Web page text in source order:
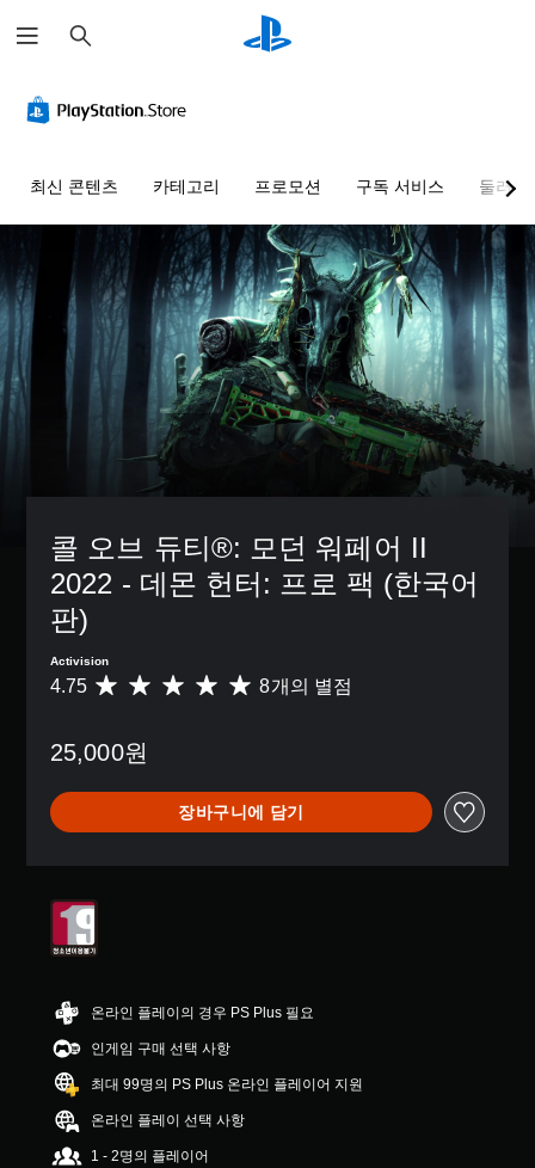
색
최신 콘텐츠 카테고리 프로모션 구독 서비스 둘러보
콜 오브 듀티®: 모던 워페어 II
2022 - 데몬 헌터: 프로 팩 (한국어
판)
Activision
총
점
로
부
터
별
중
평
5
개
별
4.75 8개의 별점
25,000원
장바구니에 담기
온라인 플레이의 경우 PS Plus 필요
인게임 구매 선택 사항
최대 99명의 PS Plus 온라인 플레이어 지원
온라인 플레이 선택 사항
1 - 2명의 플레이어